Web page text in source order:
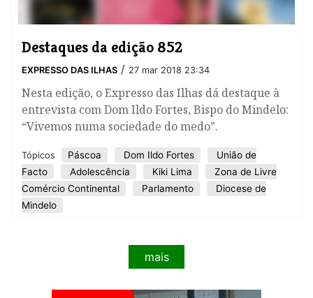
Destaques da edição 852
EXPRESSO DAS ILHAS / 27 mar 2018 23:34
Nesta edição, o Expresso das Ilhas dá destaque à
entrevista com Dom Ildo Fortes, Bispo do Mindelo:
“Vivemos numa sociedade do medo”.
Tópicos Páscoa Dom Ildo Fortes
União de
Facto
Adolescência Kiki Lima
Zona de Livre
Comércio Continental
Parlamento
Diocese de
Mindelo
mais